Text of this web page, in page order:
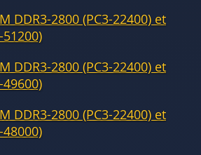
DDR3-2800 (PC3-22400) et
51200)
DDR3-2800 (PC3-22400) et
49600)
DDR3-2800 (PC3-22400) et
48000)